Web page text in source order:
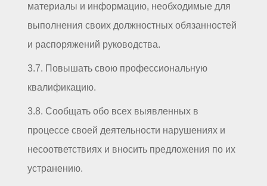
материалы и информацию, необходимые для
выполнения своих должностных обязанностей
и распоряжений руководства.
3.7. Повышать свою профессиональную
квалификацию.
3.8. Сообщать обо всех выявленных в
процессе своей деятельности нарушениях и
несоответствиях и вносить предложения по их
устранению.